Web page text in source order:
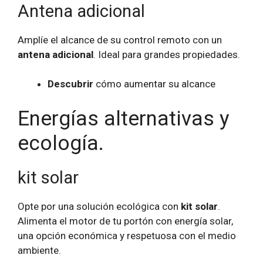
Antena adicional
Amplíe el alcance de su control remoto con un
antena adicional. Ideal para grandes propiedades.
Descubrir cómo aumentar su alcance
Energías alternativas y
ecología.
kit solar
Opte por una solución ecológica con kit solar.
Alimenta el motor de tu portón con energía solar,
una opción económica y respetuosa con el medio
ambiente.